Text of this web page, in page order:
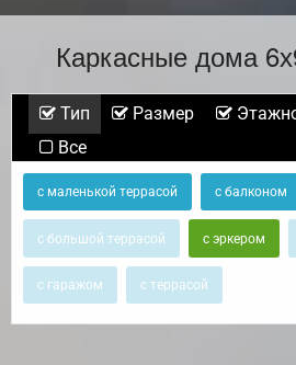
Каркасные дома
Тип Размер
Все
с маленькой террасой с балконом
с большой террасой с эркером
с гаражом с террасой